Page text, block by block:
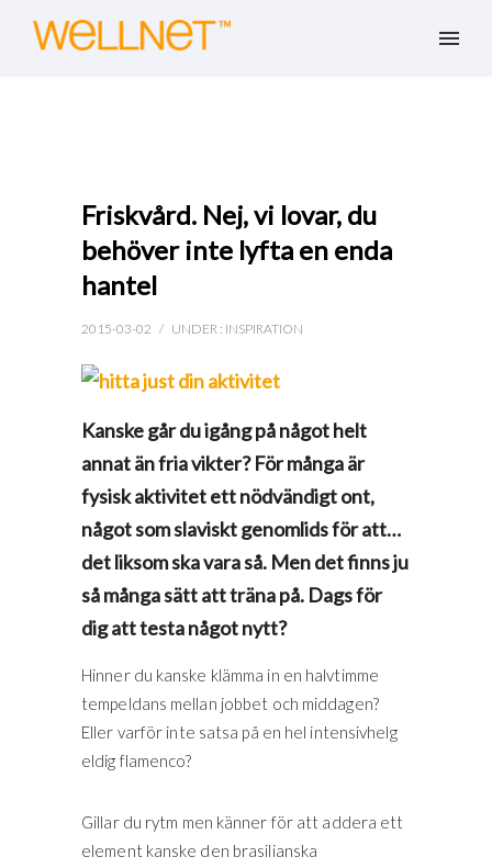
Friskvård. Nej, vi lovar, du
behöver inte lyfta en enda
hantel
2015-03-02 / UNDER : INSPIRATION
Kanske går du igång på något helt
annat än fria vikter? För många är
fysisk aktivitet ett nödvändigt ont,
något som slaviskt genomlids för att…
det liksom ska vara så. Men det finns ju
så många sätt att träna på. Dags för
dig att testa något nytt?
Hinner du kanske klämma in en halvtimme
tempeldans mellan jobbet och middagen?
Eller varför inte satsa på en hel intensivhelg
eldig flamenco?
Gillar du rytm men känner för att addera ett
element kanske den brasilianska